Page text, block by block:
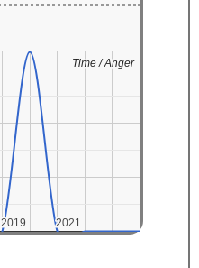
2019
2019 2021
2021
Time / Anger
Time / Anger